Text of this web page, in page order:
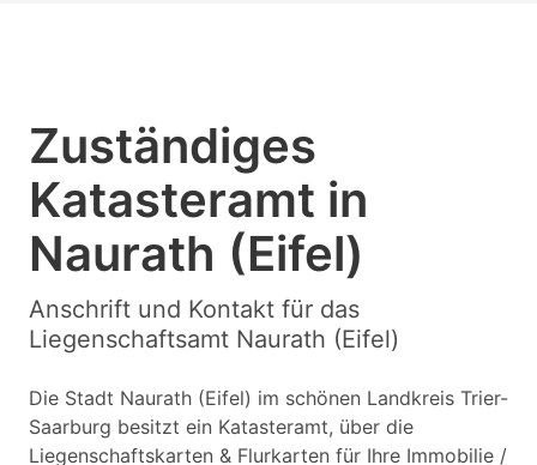
Zuständiges
Katasteramt in
Naurath (Eifel)
Anschrift und Kontakt für das
Liegenschaftsamt Naurath (Eifel)
Die Stadt Naurath (Eifel) im schönen Landkreis Trier-
Saarburg besitzt ein Katasteramt, über die
Liegenschaftskarten & Flurkarten für Ihre Immobilie /